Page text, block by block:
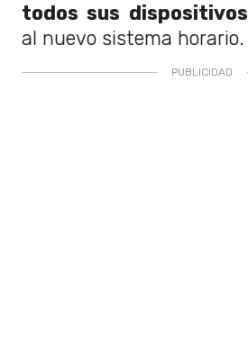
todos sus dispositivos
al nuevo sistema horario.